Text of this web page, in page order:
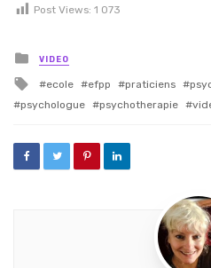
Post Views: 1 073
Posted in
VIDEO
Tagged with
ecole efpp praticiens
psychologue
psychotherapie